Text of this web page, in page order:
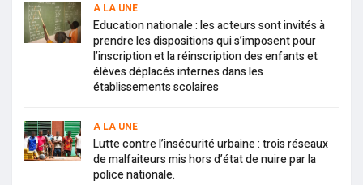
A LA UNE
Education nationale : les acteurs sont invités à
prendre les dispositions qui s’imposent pour
l’inscription et la réinscription des enfants et
élèves déplacés internes dans les
établissements scolaires
A LA UNE
Lutte contre l’insécurité urbaine : trois réseaux
de malfaiteurs mis hors d’état de nuire par la
police nationale.